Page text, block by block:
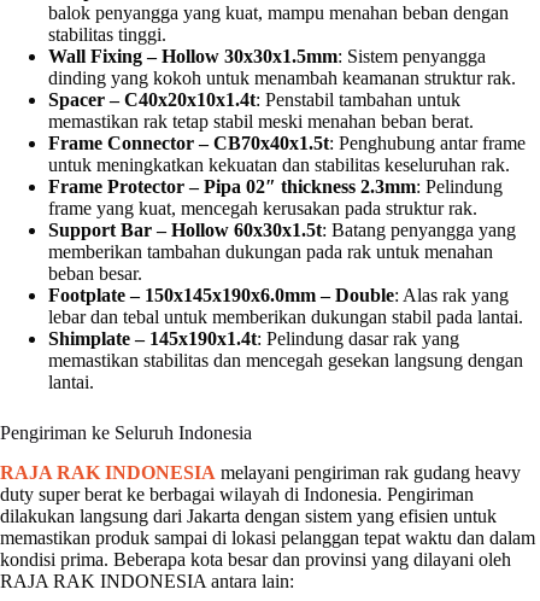
balok penyangga yang kuat, mampu menahan beban dengan
stabilitas tinggi.
Wall Fixing – Hollow 30x30x1.5mm: Sistem penyangga
dinding yang kokoh untuk menambah keamanan struktur rak.
Spacer – C40x20x10x1.4t: Penstabil tambahan untuk
memastikan rak tetap stabil meski menahan beban berat.
Frame Connector – CB70x40x1.5t: Penghubung antar frame
untuk meningkatkan kekuatan dan stabilitas keseluruhan rak.
Frame Protector – Pipa 02″ thickness 2.3mm: Pelindung
frame yang kuat, mencegah kerusakan pada struktur rak.
Support Bar – Hollow 60x30x1.5t: Batang penyangga yang
memberikan tambahan dukungan pada rak untuk menahan
beban besar.
Footplate – 150x145x190x6.0mm – Double: Alas rak yang
lebar dan tebal untuk memberikan dukungan stabil pada lantai.
Shimplate – 145x190x1.4t: Pelindung dasar rak yang
memastikan stabilitas dan mencegah gesekan langsung dengan
lantai.
Pengiriman ke Seluruh Indonesia
RAJA RAK INDONESIA melayani pengiriman rak gudang heavy
duty super berat ke berbagai wilayah di Indonesia. Pengiriman
dilakukan langsung dari Jakarta dengan sistem yang efisien untuk
memastikan produk sampai di lokasi pelanggan tepat waktu dan dalam
kondisi prima. Beberapa kota besar dan provinsi yang dilayani oleh
RAJA RAK INDONESIA antara lain: